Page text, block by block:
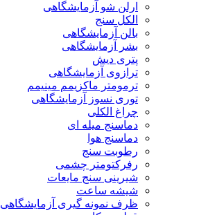
ارلن شو آزمایشگاهی
الکل سنج
بالن آزمایشگاهی
بشر آزمایشگاهی
پتری دیش
ترازوی آزمایشگاهی
ترمومتر ماکزیمم مینیمم
توری نسوز آزمایشگاهی
چراغ الکلی
دماسنج میله ای
دماسنج هوا
رطوبت سنج
رفرکتومتر چشمی
شیرینی سنج مایعات
شیشه ساعت
ظرف نمونه گیری آزمایشگاهی